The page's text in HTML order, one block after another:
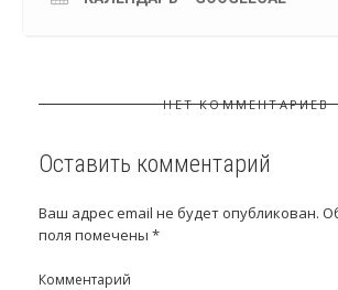
артистов современности.
НЕТ КОММЕНТАРИЕВ
Оставить комментарий
Ваш адрес email не будет опубликован.
поля помечены *
Комментарий